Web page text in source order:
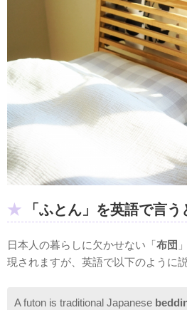
「ふとん」を英語で言う
日本人の暮らしに欠かせない「布団
現されますが、英語で以下のように
A futon is traditional Japanese